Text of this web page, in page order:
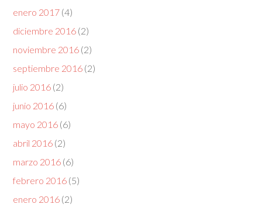
enero 2017 (4)
diciembre 2016 (2)
noviembre 2016 (2)
septiembre 2016 (2)
julio 2016 (2)
junio 2016 (6)
mayo 2016 (6)
abril 2016 (2)
marzo 2016 (6)
febrero 2016 (5)
enero 2016 (2)